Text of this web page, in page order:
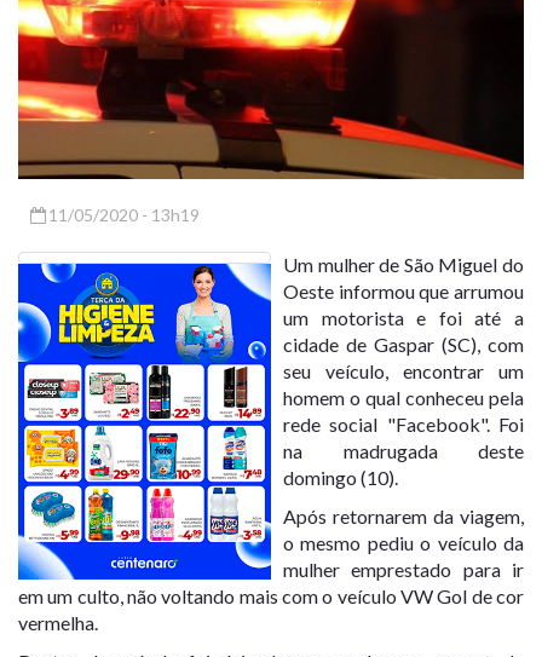
11/05/2020 - 13h19
Um mulher de São Miguel do
Oeste informou que arrumou
um motorista e foi até a
cidade de Gaspar (SC), com
seu veículo, encontrar um
homem o qual conheceu pela
rede social "Facebook". Foi
na madrugada deste
domingo (10).
Após retornarem da viagem,
o mesmo pediu o veículo da
mulher emprestado para ir
em um culto, não voltando mais com o veículo VW Gol de cor
vermelha.